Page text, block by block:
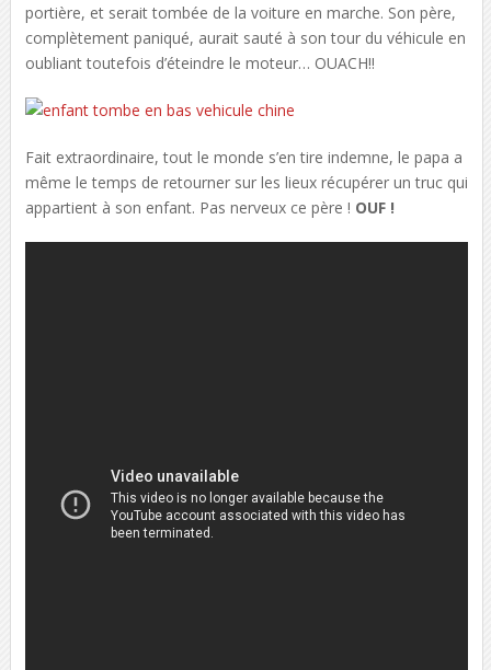
portière, et serait tombée de la voiture en marche. Son père,
complètement paniqué, aurait sauté à son tour du véhicule en
oubliant toutefois d’éteindre le moteur… OUACH!!
Fait extraordinaire, tout le monde s’en tire indemne, le papa a
même le temps de retourner sur les lieux récupérer un truc qui
appartient à son enfant. Pas nerveux ce père ! OUF !